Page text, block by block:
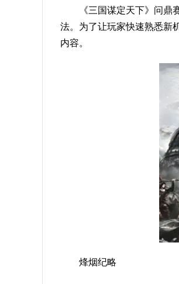
《三国谋定天下》问
法。为了让玩家快速熟悉新
内容。
烽烟纪略